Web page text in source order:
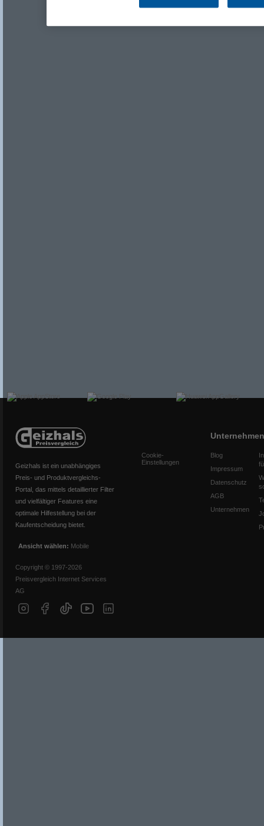
Geizhals ist ein unabhängiges
Preis- und Produktvergleichs-
Portal, das mittels detaillierter Filter
und vielfältiger Features eine
optimale Hilfestellung bei der
Kaufentscheidung bietet.
Ansicht wählen: Mobile
Copyright © 1997-2026
Preisvergleich Internet Services
AG
Cookie-
Einstellungen
Unternehmen
Blog
Impressum
Datenschutz
AGB
Unternehmen